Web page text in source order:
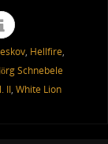
, Hellfire,
Jörg Schnebele
II, White Lion